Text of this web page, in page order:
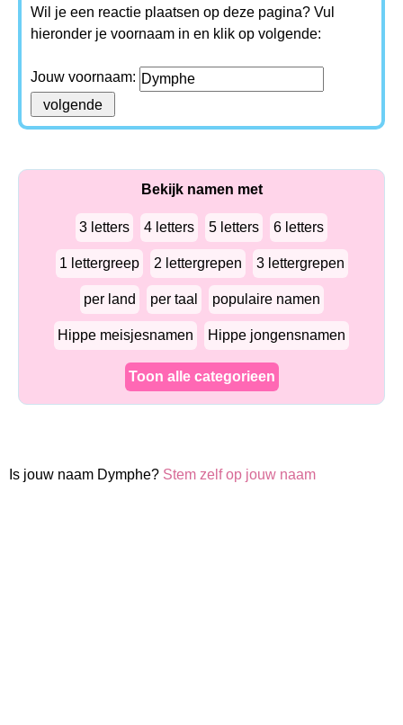
Wil je een reactie plaatsen op deze pagina? Vul
hieronder je voornaam in en klik op volgende:
Jouw voornaam:
Bekijk namen met
3 letters 4 letters 5 letters 6 letters
1 lettergreep 2 lettergrepen 3 lettergrepen
per land per taal populaire namen
Hippe meisjesnamen Hippe jongensnamen
Toon alle categorieen
Is jouw naam Dymphe? Stem zelf op jouw naam